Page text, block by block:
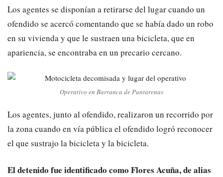
Los agentes se disponían a retirarse del lugar cuando un
ofendido se acercó comentando que se había dado un robo
en su vivienda y que le sustraen una bicicleta, que en
apariencia, se encontraba en un precario cercano.
Operativo en Barranca de Puntarenas
Los agentes, junto al ofendido, realizaron un recorrido por
la zona cuando en vía pública el ofendido logró reconocer
el que sustrajo la bicicleta y la bicicleta.
El detenido fue identificado como Flores Acuña, de alias